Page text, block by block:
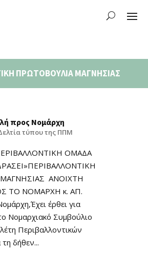
ΠΡΩΤΟΒΟΥΛΙΑ ΜΑΓΝΗΣΙΑΣ
προς Νομάρχη
τύπου της ΠΠΜ
ΟΜΑΔΑ
ΑΝΟΙΧΤΗ
ΤΟ ΝΟΜΑΡΧΗ κ. ΑΠ.
έρθει για
Νομαρχιακό Συμβούλιο
Περιβαλλοντικών
δήθεν...